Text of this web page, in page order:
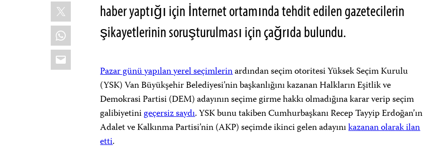
X
WhatsApp
Email
haber yaptığı için İnternet ortamında tehdit edilen gazetecilerin
şikayetlerinin soruşturulması için çağrıda bulundu.
Pazar günü yapılan yerel seçimlerinardından seçim otoritesi Yüksek Seçim Kurulu
(YSK) Van Büyükşehir Belediyesi’nin başkanlığını kazanan Halkların Eşitlik ve
Demokrasi Partisi (DEM) adayının seçime girme hakkı olmadığına karar verip seçim
galibiyetinigeçersiz saydı. YSK bunu takiben Cumhurbaşkanı Recep Tayyip Erdoğan’ın
Adalet ve Kalkınma Partisi’nin (AKP) seçimde ikinci gelen adayınıkazanan olarak ilan
etti.